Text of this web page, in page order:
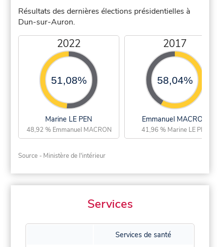
Résultats des dernières élections présidentielles à
Dun-sur-Auron.
2022
51,08%
Marine LE PEN
48,92 % Emmanuel MACRON
2017
58,04%
Emmanuel MACRON
41,96 % Marine LE PEN
Source - Ministère de l'intérieur
Services
Services de santé